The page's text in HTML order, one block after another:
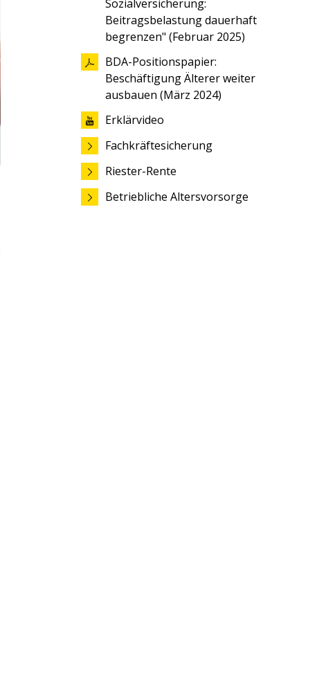
Sozialversicherung:
Beitragsbelastung dauerhaft
begrenzen" (Februar 2025)
BDA-Positionspapier:
Beschäftigung Älterer weiter
ausbauen (März 2024)
Erklärvideo
Fachkräftesicherung
Riester-Rente
Betriebliche Altersvorsorge